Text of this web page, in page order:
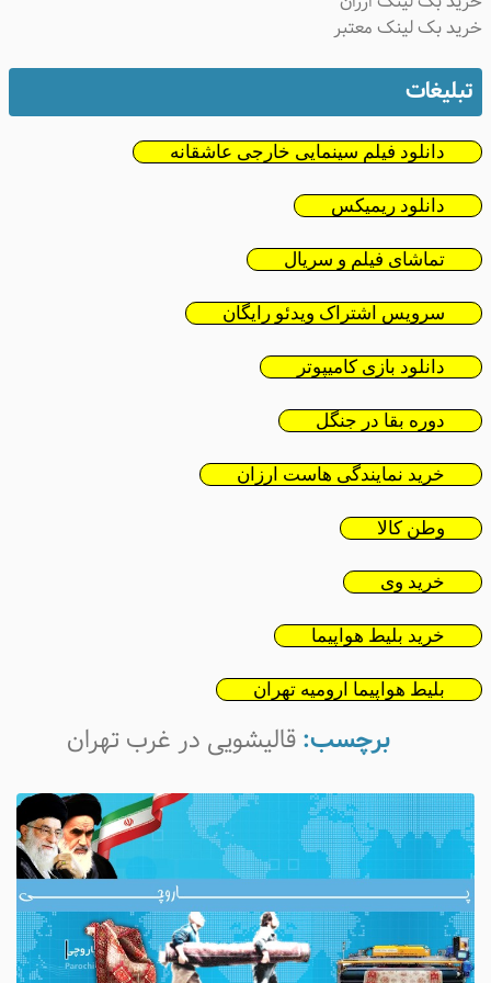
بک لینک معتبر
تبلیغات
دانلود فیلم سینمایی خارجی عاشقانه
دانلود ریمیکس
تماشای فیلم و سریال
سرویس اشتراک ویدئو رایگان
دانلود بازی کامیپوتر
دوره بقا در جنگل
خرید نمایندگی هاست ارزان
وطن کالا
خرید وی
خرید بلیط هواپیما
بلیط هواپیما ارومیه تهران
برچسب:قالیشویی در غرب تهران